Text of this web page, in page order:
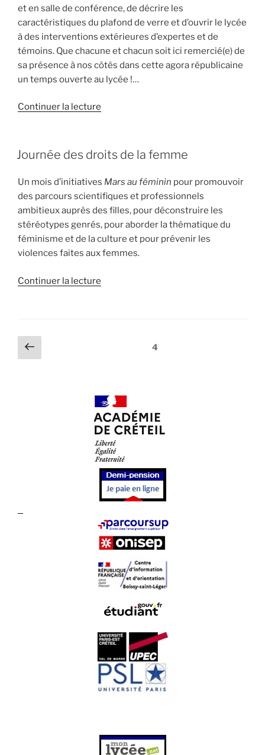
et en salle de conférence, de décrire les
caractéristiques du plafond de verre et d’ouvrir le lycée
à des interventions extérieures d’expertes et de
témoins. Que chacune et chacun soit ici remercié(e) de
sa présence à nos côtés dans cette agora républicaine
un temps ouverte au lycée !…
Continuer la lecture
féminin »
PUBLIÉ
LE
Journée des droits de la femme
Un mois d’initiatives Mars au féminin pour promouvoir
des parcours scientifiques et professionnels
ambitieux auprès des filles, pour déconstruire les
stéréotypes genrés, pour aborder la thématique du
féminisme et de la culture et pour prévenir les
violences faites aux femmes.
Continuer la lecture
Pagination
des
Page
précédente
Page4